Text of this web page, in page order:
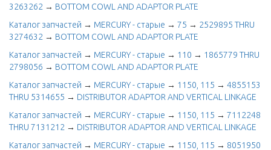
3263262 → BOTTOM COWL AND ADAPTOR PLATE
Каталог запчастей → MERCURY - старые → 75 → 2529895 THRU
3274632 → BOTTOM COWL AND ADAPTOR PLATE
Каталог запчастей → MERCURY - старые → 110 → 1865779 THRU
2798056 → BOTTOM COWL AND ADAPTOR PLATE
Каталог запчастей → MERCURY - старые → 1150, 115 → 4855153
THRU 5314655 → DISTRIBUTOR ADAPTOR AND VERTICAL LINKAGE
Каталог запчастей → MERCURY - старые → 1150, 115 → 7112248
THRU 7131212 → DISTRIBUTOR ADAPTOR AND VERTICAL LINKAGE
Каталог запчастей → MERCURY - старые → 1150, 115 → 8051950